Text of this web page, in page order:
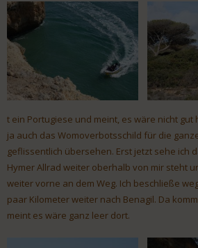
t ein Portugiese und meint, es wäre nicht gut
ja auch das Womoverbotsschild für die
geflissentlich übersehen. Erst jetzt sehe ich
Hymer Allrad weiter oberhalb von mir steht
weiter vorne an dem Weg. Ich beschließe
paar Kilometer weiter nach Benagil. Da
meint es wäre ganz leer dort.